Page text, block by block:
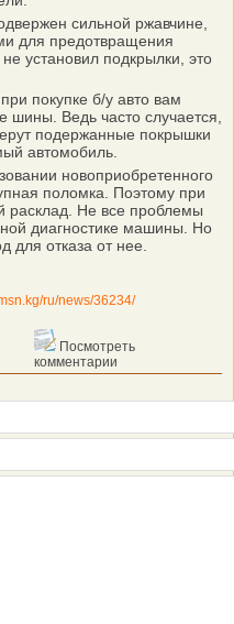
сильной ржавчине,
для предотвращения
установил подкрылки, это
покупке б/у авто вам
Ведь часто случается,
подержанные покрышки
автомобиль.
новоприобретенного
поломка. Поэтому при
расклад. Не все проблемы
диагностике машины. Но
для отказа от нее.
ru/news/36234/
Посмотреть
комментарии